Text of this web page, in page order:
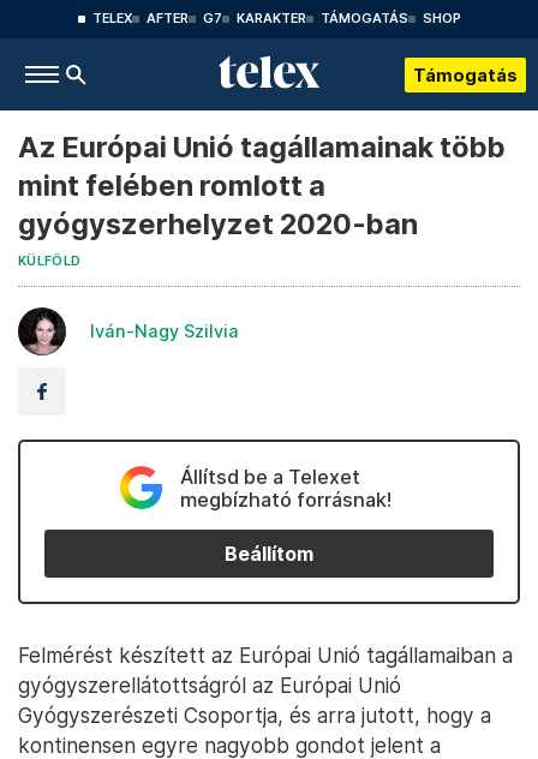
TELEX AFTER G7 KARAKTER TÁMOGATÁS SHOP
Támogatás
Az Európai Unió tagállamainak több
mint felében romlott a
gyógyszerhelyzet 2020-ban
KÜLFÖLD
Iván-Nagy Szilvia
Állítsd be a Telexet
megbízható forrásnak!
Beállítom
Felmérést készített az Európai Unió tagállamaiban a
gyógyszerellátottságról az Európai Unió
Gyógyszerészeti Csoportja, és arra jutott, hogy a
kontinensen egyre nagyobb gondot jelent a